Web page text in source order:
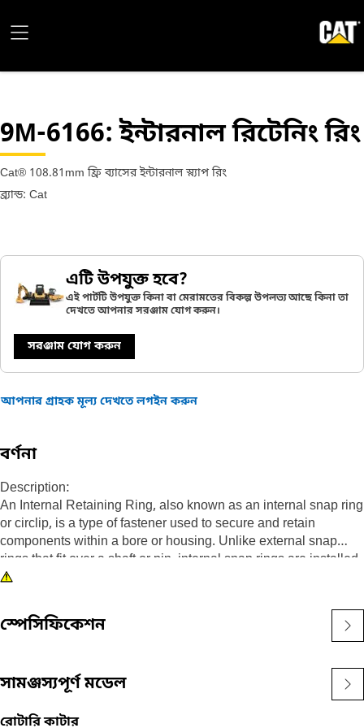
9M-6166: ইন্টারনাল রিটেনিং রিং
Cat® 108.81mm ফ্রি ব্যাসের ইন্টারনাল স্ন্যাপ রিং
ব্র্যান্ড: Cat
এটি উপযুক্ত হবে?
এই পার্টটি উপযুক্ত কিনা বা মেরামতের বিকল্প উপলভ্য আছে কিনা তা
দেখতে আপনার সরঞ্জাম যোগ করুন।
সরঞ্জাম যোগ করুন
আপনার গ্রাহক মূল্য দেখতে লগইন করুন
বর্ণনা
Description:
An Internal Retaining Ring, also known as an internal snap ring
or circlip, is a type of fastener used to secure and retain
components within a bore or housing. Unlike external snap
rings that fit over a shaft or pin, internal snap rings are installed
inside a bore or groove to hold components in place. The main
displacement of components within a bore or housing. It acts as
a retaining device, securely holding components such as
Attributes:
durability, reliability, and productivity.
স্পেসিফিকেশন
সামঞ্জস্যপূর্ণ মডেল
রোটারি কাটার